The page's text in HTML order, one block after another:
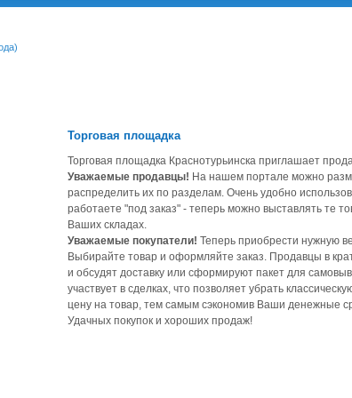
Торговая площадка
Торговая площадка Краснотурьинска приглашает
Уважаемые продавцы! На нашем портале можно
распределить их по разделам. Очень удобно
работаете "под заказ" - теперь можно выставлять те
Ваших складах.
Уважаемые покупатели! Теперь приобрести нужную
Выбирайте товар и оформляйте заказ. Продавцы в
и обсудят доставку или сформируют пакет для
участвует в сделках, что позволяет убрать
цену на товар, тем самым сэкономив Ваши денежные
Удачных покупок и хороших продаж!